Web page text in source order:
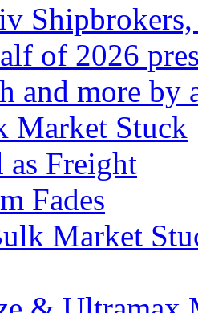
of 2026
and more
Market